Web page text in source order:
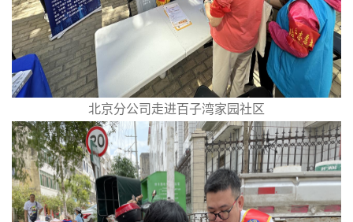
北京分公司走进百子湾家园社区